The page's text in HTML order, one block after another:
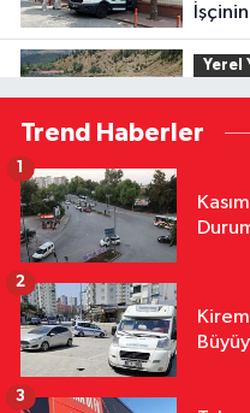
Edildi
Yerel
12:16
11:31 Yumurtalık’ta Yollar,
11:29
Trend Haberler
1
2
3